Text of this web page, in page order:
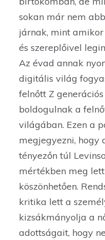
sokan már nem
járnak, mint
és szereplőivel
Az évad annak
digitális világ
felnőtt Z
boldogulnak a
világában. Ezen a
megjegyezni, hogy
tényezőn túl
mértékben meg
köszönhetően.
kritika lett a
kizsákmányolja a
adottságait, hogy